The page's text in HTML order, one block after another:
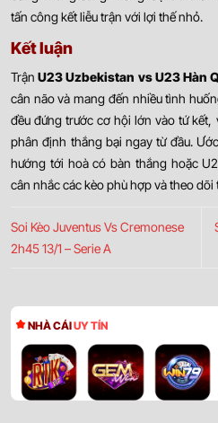
tấn công kết liễu trận với lợi thế nhỏ.
Kết luận
TrậnU23 Uzbekistan vs U23 Hàn
cân não và mang đến nhiều tình
đều đứng trước cơ hội lớn vào tứ
phân định thắng bại ngay từ đầu.
hướng tới hoà có bàn thắng hoặc
cân nhắc các kèo phù hợp và theo
Soi Kèo Juventus Vs Cremonese
2h45 13/1 – Serie A
NHÀ CÁIUY TÍN